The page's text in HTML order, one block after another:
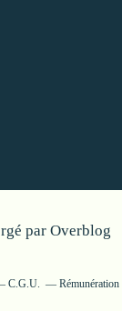
par Overblog
C.G.U.